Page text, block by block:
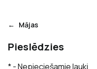
Mājas
Pieslēdzies
* - Nepieciešamie lauki